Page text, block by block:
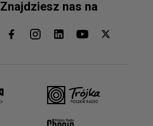
Znajdziesz nas na